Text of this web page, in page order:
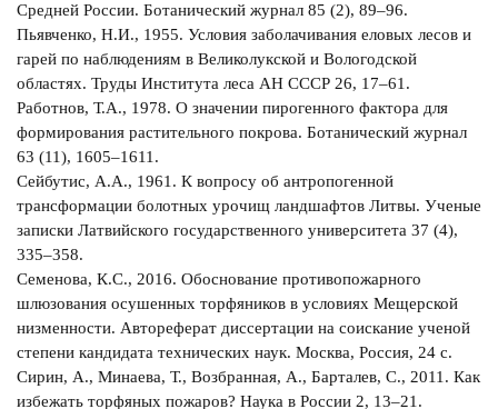
Средней России. Ботанический журнал 85 (2), 89–96.
Пьявченко, Н.И., 1955. Условия заболачивания еловых лесов и
гарей по наблюдениям в Великолукской и Вологодской
областях. Труды Института леса АН СССР 26, 17–61.
Работнов, Т.А., 1978. О значении пирогенного фактора для
формирования растительного покрова. Ботанический журнал
63 (11), 1605–1611.
Сейбутис, А.А., 1961. К вопросу об антропогенной
трансформации болотных урочищ ландшафтов Литвы. Ученые
записки Латвийского государственного университета 37 (4),
335–358.
Семенова, К.С., 2016. Обоснование противопожарного
шлюзования осушенных торфяников в условиях Мещерской
низменности. Автореферат диссертации на соискание ученой
степени кандидата технических наук. Москва, Россия, 24 с.
Сирин, А., Минаева, Т., Возбранная, А., Барталев, С., 2011. Как
избежать торфяных пожаров? Наука в России 2, 13–21.